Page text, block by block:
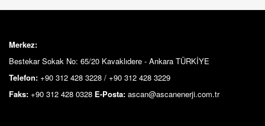
Merkez:
Bestekar Sokak No: 65/20 Kavaklıdere - Ankara TÜRKİYE
Telefon: +90 312 428 3228 / +90 312 428 3229
Faks: +90 312 428 0328 E-Posta: ascan@ascanenerji.com.tr